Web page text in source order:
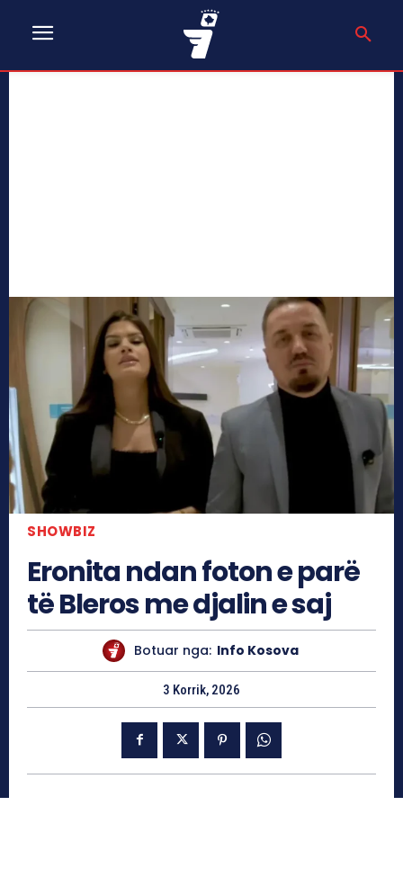
SHOWBIZ
Eronita ndan foton e parë
të Bleros me djalin e saj
Botuar nga: Info Kosova
3 Korrik, 2026